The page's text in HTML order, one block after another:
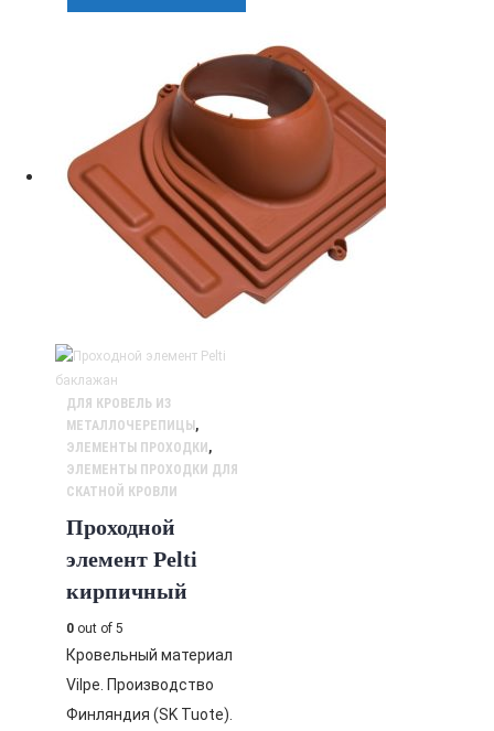
ДЛЯ КРОВЕЛЬ ИЗ
МЕТАЛЛОЧЕРЕПИЦЫ ,
ЭЛЕМЕНТЫ ПРОХОДКИ ,
ЭЛЕМЕНТЫ ПРОХОДКИ ДЛЯ
СКАТНОЙ КРОВЛИ
Проходной
элемент Pelti
кирпичный
0 out of 5
Кровельный материал
Vilpe. Производство
Финляндия (SK Tuote).